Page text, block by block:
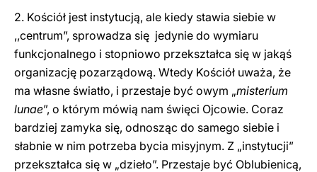
2. Kościół jest instytucją, ale kiedy stawia siebie w
,,centrum”, sprowadza się jedynie do wymiaru
funkcjonalnego i stopniowo przekształca się w jakąś
organizację pozarządową. Wtedy Kościół uważa, że
ma własne światło, i przestaje być owym „misterium
lunae”, o którym mówią nam święci Ojcowie. Coraz
bardziej zamyka się, odnosząc do samego siebie i
słabnie w nim potrzeba bycia misyjnym. Z „instytucji”
przekształca się w „dzieło”. Przestaje być Oblubienicą,